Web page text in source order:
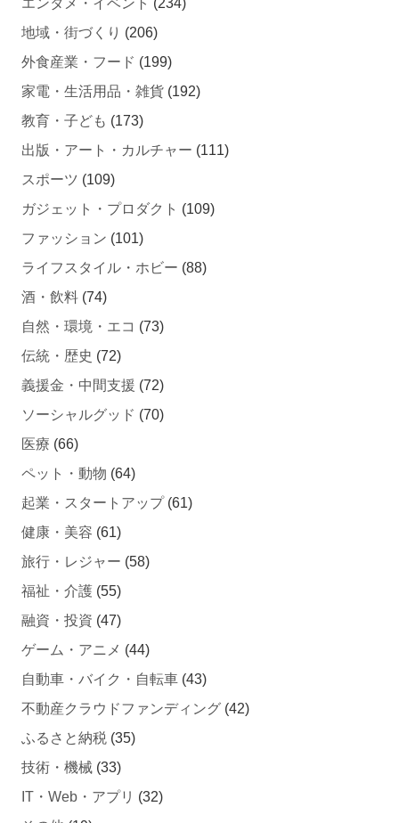
地域・街づくり(206)
外食産業・フード(199)
家電・生活用品・雑貨(192)
教育・子ども(173)
出版・アート・カルチャー
スポーツ (109)
ガジェット・プロダクト
ファッション (101)
ライフスタイル・ホビー
酒・飲料 (74)
自然・環境・エコ
伝統・歴史 (72)
義援金・中間支援
ソーシャルグッド (70)
医療 (66)
ペット・動物
起業・スタートアップ
健康・美容 (61)
旅行・レジャー
福祉・介護(55)
融資・投資 (47)
ゲーム・アニメ
自動車・バイク・自転車
不動産クラウドファンディング
ふるさと納税 (35)
技術・機械(33)
IT・Web・アプリ
その他(19)